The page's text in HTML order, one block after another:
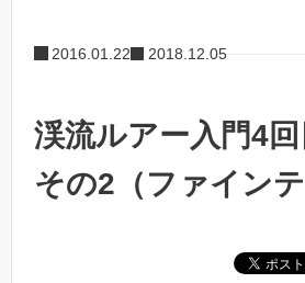
2016.01.22 2018.12.05
渓流ルアー入門4
その2（ファインテ